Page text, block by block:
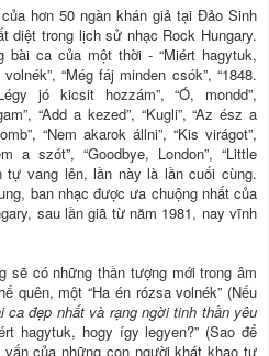
hơn 50 ngàn khán giả tại Đảo Sinh
diệt trong lịch sử nhạc Rock Hungary.
bài ca của một thời - “Miért hagytuk,
“Még fáj minden csók”, “1848.
jó kicsit hozzám”, “Ó, mondd”,
“Add a kezed”, “Kugli”, “Az ész a
“Nem akarok állni”, “Kis virágot”,
a szót”, “Goodbye, London”, “Little
tự vang lên, lần này là lần cuối cùng.
ban nhạc được ưa chuộng nhất của
sau lần giã từ năm 1981, nay vĩnh
sẽ có những thần tượng mới trong âm
quên, một “Ha én rózsa volnék” (Nếu
ca đẹp nhất và rạng ngời tinh thần yêu
hagytuk, hogy így legyen?” (Sao để
của những con người khát khao tự